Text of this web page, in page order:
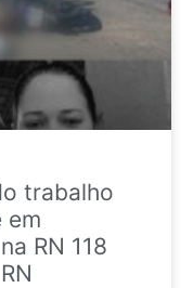
trabalho
em
RN 118